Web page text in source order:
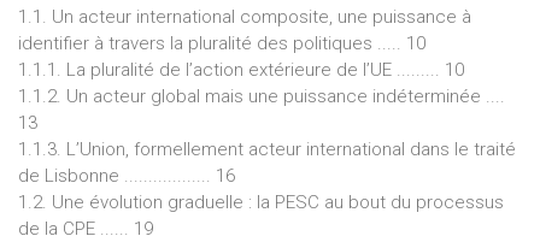
1.1. Un acteur international composite, une puissance à
identifier à travers la pluralité des politiques ..... 10
1.1.1. La pluralité de l’action extérieure de l’UE ......... 10
1.1.2. Un acteur global mais une puissance indéterminée ....
13
1.1.3. L’Union, formellement acteur international dans le traité
de Lisbonne .................. 16
1.2. Une évolution graduelle : la PESC au bout du processus
de la CPE ...... 19